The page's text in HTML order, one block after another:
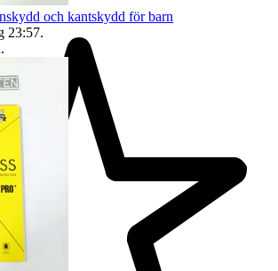
och kantskydd för barn
23:57.
.